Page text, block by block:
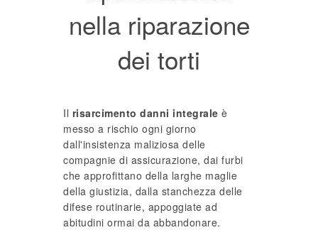
nella riparazione
dei torti
Il risarcimento danni integrale è
messo a rischio ogni giorno
dall'insistenza maliziosa delle
compagnie di assicurazione, dai furbi
che approfittano della larghe maglie
della giustizia, dalla stanchezza delle
difese routinarie, appoggiate ad
abitudini ormai da abbandonare.